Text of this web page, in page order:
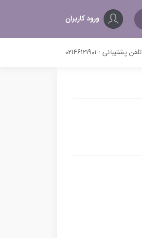
ورود کاربران
تلفن پشتیبانی : 02146121901